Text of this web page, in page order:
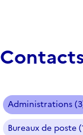
Administrations
Bureaux de poste